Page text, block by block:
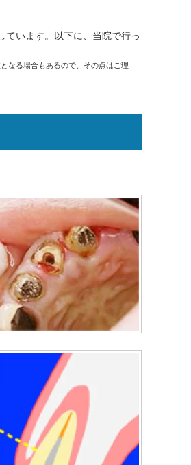
ています。以下に、当院で行っ
なる場合もあるので、その点はご理